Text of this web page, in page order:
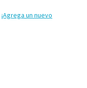
¡Agrega un nuevo